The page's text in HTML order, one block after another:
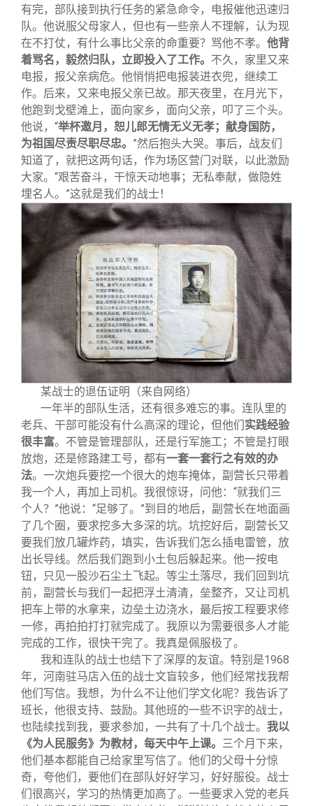
有完，部队接到执行任务的紧急命令，电报催他迅速归
队。他说服父母家人，但也有一些亲人不理解，认为现
在不打仗，有什么事比父亲的命重要？骂他不孝。 他背
着骂名，毅然归队，立即投入了工作。 不久，家里又来
电报，报父亲病危。他悄悄把电报装进衣兜，继续工
作。后来，又来电报父亲已故。那天夜里，在月光下，
他跑到戈壁滩上，面向家乡，面向父亲，叩了三个头。
他说，“举杯邀月，恕儿郎无情无义无孝；献身国防，
为祖国尽责尽职尽忠。 ”然后抱头大哭。事后，战友们
知道了，就把这两句话，作为场区营门对联，以此激励
大家。“艰苦奋斗，干惊天动地事；无私奉献，做隐姓
埋名人。”这就是我们的战士！
某战士的退伍证明（来自网络）
一年半的部队生活，还有很多难忘的事。连队里的
老兵、干部可能没有什么高深的理论，但他们 实践经验
很丰富。不管是管理部队，还是行军施工；不管是打眼
放炮，还是修路建工号，都有一套一套行之有效的办
法。一次炮兵要挖一个很大的炮车掩体，副营长只带着
我一个人，再加上司机。我很惊讶，问他：“就我们三
个人？”他说：“足够了。”到目的地后，副营长在地面画
了几个圈，要求挖多大多深的坑。坑挖好后，副营长又
要我们放几罐炸药，填实，告诉我们怎么插电雷管，放
出长导线。然后我们跑到小土包后躲起来。他一按电
钮，只见一股沙石尘土飞起。等尘土落尽，我们回到坑
前，副营长与我们一起把浮土清清，垒整齐，又让司机
把车上带的水拿来，边垒土边浇水，最后按工程要求修
一修，再拍拍打打就完成了。我原以为需要很多人才能
完成的工作，很快干完了。我真是佩服极了。
我和连队的战士也结下了深厚的友谊。特别是1968
年，河南驻马店入伍的战士文盲较多，他们经常找我帮
他们写信。我想，为什么不让他们学文化呢？我告诉了
班长，他很支持、鼓励。其他班的一些不识字的战士，
也陆续找到我，要求参加，一共有了十几个战士。 我以
《为人民服务》为教材，每天中午上课。 三个月下来，
他们基本都能自己给家里写信了。他们的父母十分惊
奇，夸他们，要他们在部队好好学习，好好服役。战士
们很高兴，学习的热情更加高了。一些要求入党的老兵